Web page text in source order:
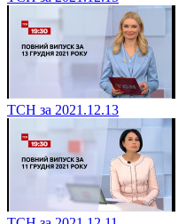
ТСН за 2021.12.13